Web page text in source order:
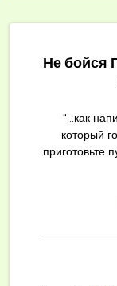
Не
"...как
который
приготовьте